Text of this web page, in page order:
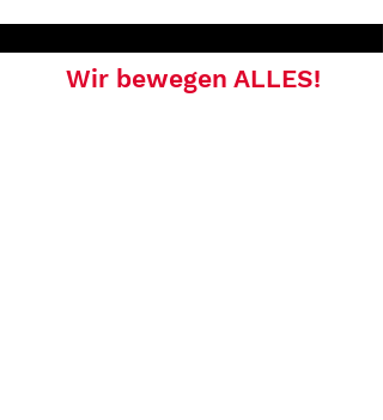
Wir bewegen ALLES!